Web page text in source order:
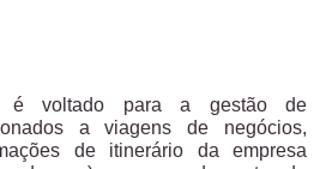
é voltado para a gestão de
a viagens de negócios,
de itinerário da empresa